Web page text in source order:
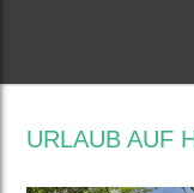
URLAUB AUF